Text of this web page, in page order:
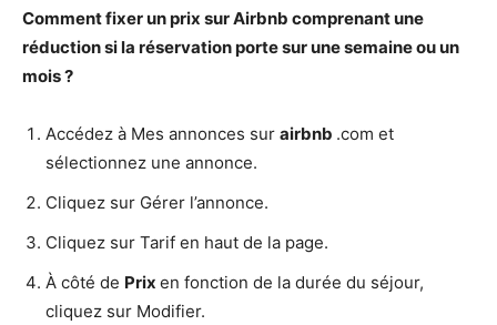
Comment fixerunprix sur Airbnb comprenant une
réduction si la réservation porte sur une semaine ou un
mois ?
Accédez à Mes annonces sur airbnb .com et
sélectionnez une annonce.
Cliquez sur Gérer l’annonce.
Cliquez sur Tarif en haut de la page.
À côté de Prix en fonction de la durée du séjour,
cliquez sur Modifier.